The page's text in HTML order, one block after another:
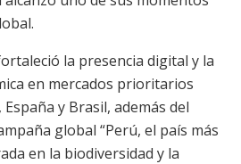
la presencia digital y la
en mercados prioritarios
y Brasil, además del
global “Perú, el país más
en la biodiversidad y la